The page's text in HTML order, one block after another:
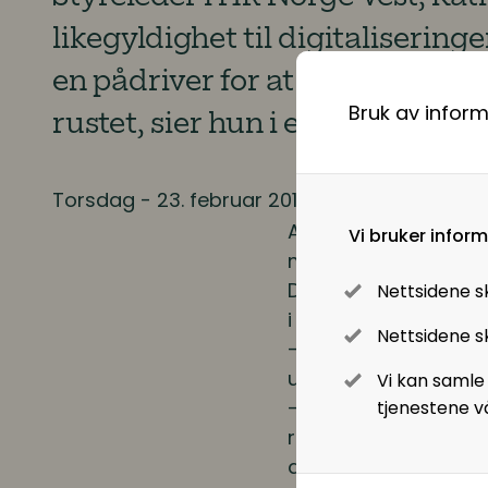
Bruk av
Vi bruker
Nettsidene
Nettsidene
Vi kan
tjenestene
Lønnsoppgjøret og tariff
Digitalisering
Digitale løsninger innen HR
Digitale løsninger i virksomheten
likegyldighet til
en pådriver for at regionens
rustet, sier hun i et intervju
Torsdag - 23. februar 2017
Arbeidstakerne er
med å gjøre
Dette er
i HR Norge Vest til BA.
— Dette gapet må
utakt med
— Bedriftene må
ruste seg for
digitale produkter